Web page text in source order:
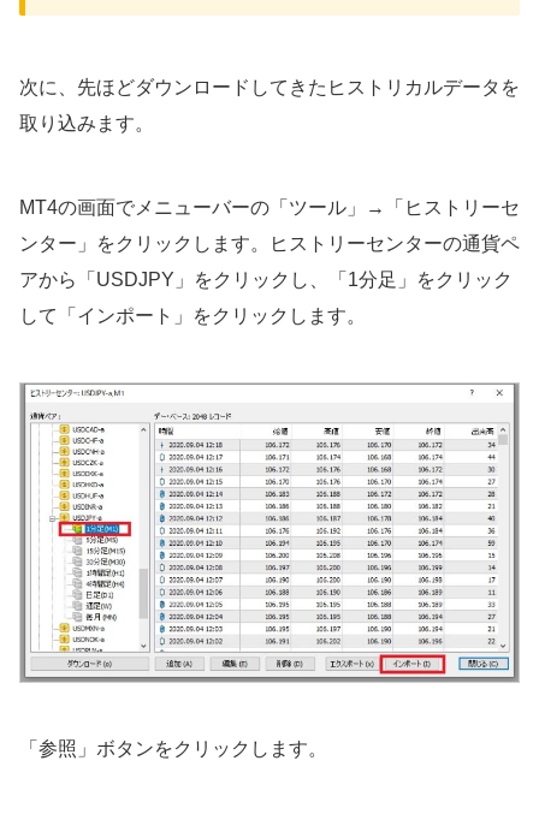
次に、先ほどダウンロードしてきたヒストリカルデータを
取り込みます。
MT4の画面でメニューバーの「ツール」→「ヒストリーセ
ンター」をクリックします。ヒストリーセンターの通貨ペ
アから「USDJPY」をクリックし、「1分足」をクリック
して「インポート」をクリックします。
「参照」ボタンをクリックします。